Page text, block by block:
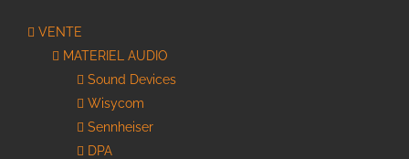
VENTE
MATERIEL AUDIO
Sound Devices
Wisycom
Sennheiser
DPA